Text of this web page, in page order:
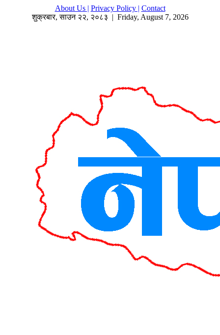
About Us | Privacy Policy | Contact
शुक्रबार,साउन २२, २०८३ | Friday, August 7, 2026